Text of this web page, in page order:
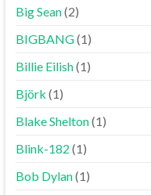
Big Sean(2)
BIGBANG(1)
Billie Eilish(1)
Björk (1)
Blake Shelton(1)
Blink-182 (1)
Bob Dylan(1)